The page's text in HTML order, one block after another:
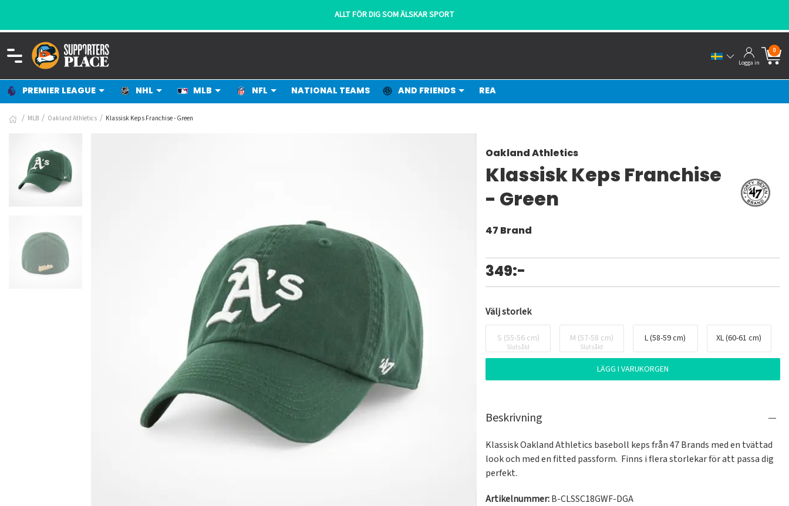
ALLT FÖR DIG SOM ÄLSKAR SPORT
Logga in
0
PREMIER LEAGUE NHL MLB NFL NATIONAL TEAMS AND FRIENDS REA
MLB Oakland Athletics Klassisk Keps Franchise - Green
Oakland Athletics
Klassisk Keps Franchise
- Green
47 Brand
349:-
Välj storlek
S (55-56 cm)
Slutsåld
M (57-58 cm)
Slutsåld
L (58-59 cm) XL (60-61 cm)
LÄGG I VARUKORGEN
Beskrivning
Klassisk Oakland Athletics baseboll keps från 47 Brands med en tvättad
look och med en fitted passform.  Finns i flera storlekar för att passa dig
perfekt.
Artikelnummer:B-CLSSC18GWF-DGA